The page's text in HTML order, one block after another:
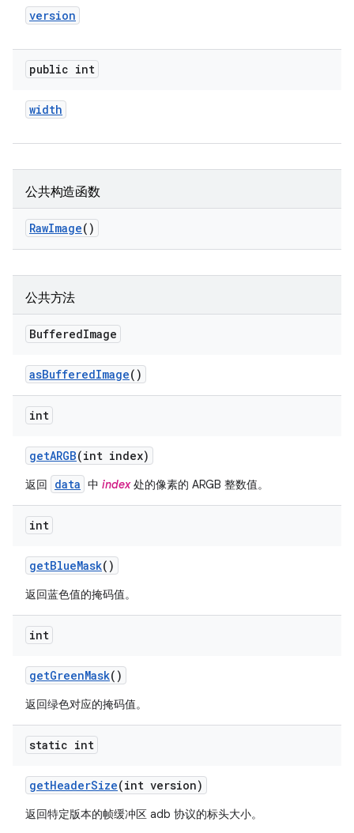
version
public int
width
公共构造函数
RawImage()
公共方法
BufferedImage
asBufferedImage()
int
getARGB(int index)
返回 data 中 index处的像素的 ARGB 整数值。
int
getBlueMask()
返回蓝色值的掩码值。
int
getGreenMask()
返回绿色对应的掩码值。
static int
getHeaderSize(int version)
返回特定版本的帧缓冲区 adb 协议的标头大小。